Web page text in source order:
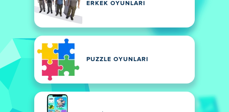
ERKEK OYUNLARI
PUZZLE OYUNLARI